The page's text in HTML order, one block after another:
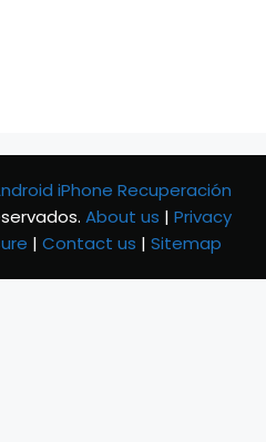
iPhone Recuperación
About us | Privacy
| Contact us | Sitemap